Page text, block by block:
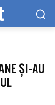
ŞI-AU